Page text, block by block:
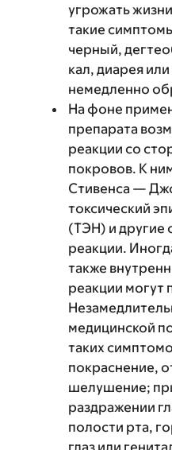
угрожать
такие
черный,
кал, диарея
немедленно
На фоне
препарата
реакции со
покровов. К
Стивенса —
токсический
(ТЭН) и другие
реакции.
также
реакции могут
медицинской
таких
покраснение,
шелушение;
раздражении
полости рта,
глаз или